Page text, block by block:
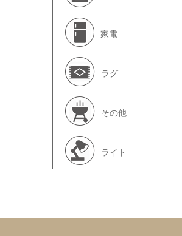
家電
ラグ
その他
ライト